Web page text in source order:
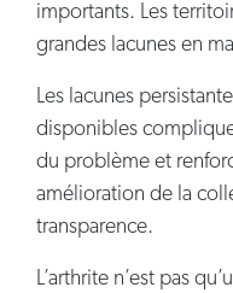
importants. Les
grandes lacunes en
Les lacunes
disponibles
du problème et
amélioration de la
transparence.
L’arthrite n’est pas